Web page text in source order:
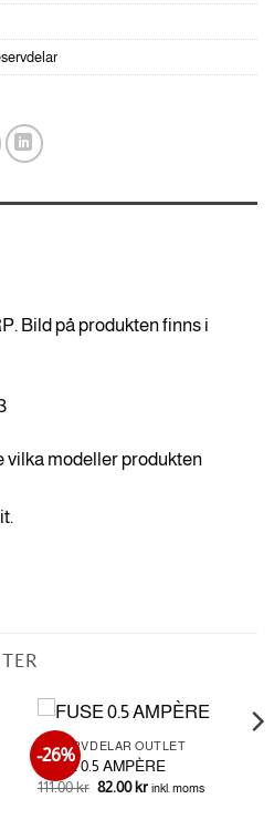
Bild på produkten finns i
vilka modeller produkten
-26%
RESERVDELAR OUTLET
FUSE 0.5 AMPÈRE
111.00kr Det
82.00krDet
inkl. moms